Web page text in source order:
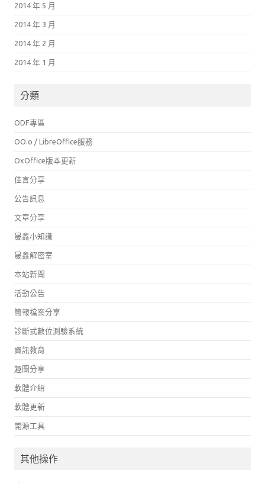
2014 年 5 月
2014 年 3 月
2014 年 2 月
2014 年 1 月
分類
ODF專區
OO.o / LibreOffice服務
OxOffice版本更新
佳言分享
公告訊息
文章分享
晟鑫小知識
晟鑫解密室
本站新聞
活動公告
簡報檔案分享
診斷式數位測驗系統
資訊教育
趣圖分享
軟體介紹
軟體更新
開源工具
其他操作